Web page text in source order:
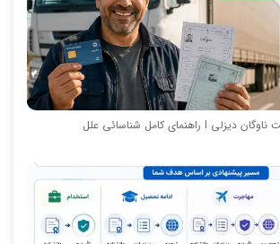
سهمیه کارت سوخت ناوگان دیزلی I راهنمای کامل شناسائی علل